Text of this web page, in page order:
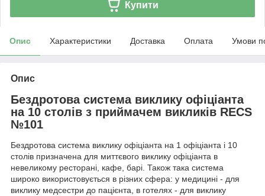
Купити
Опис Характеристики Доставка Оплата Умови
Опис
Бездротова система виклику офіціанта
на 10 столів з приймачем викликів RECS
№101
Бездротова система виклику офіціанта на 1 офіціанта і 10
столів призначена для миттєвого виклику офіціанта в
невеликому ресторані, кафе, барі. Також така система
широко використовується в різних сфера: у медицині - для
виклику медсестри до пацієнта, в готелях - для виклику